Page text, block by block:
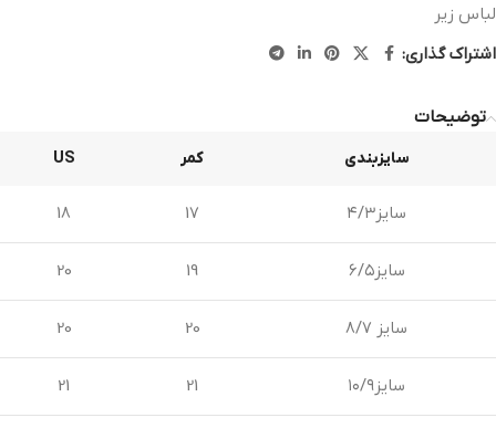
لباس زیر
اشتراک گذاری:
توضیحات
سایزبندی کمر US
سایز۴/۳ 17
18
سایز۶/۵ 19
20
سایز ۸/۷ 20
20
سایز۱۰/۹ 21
21